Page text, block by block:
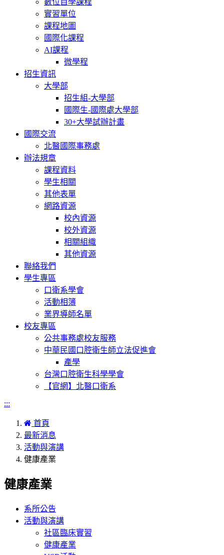
實習單位
課程地圖
國際化課程
AI課程
微學程
招生資訊
大學部
招生組-大學部
國際生-國際處大學部
30+大學試辦計畫
國際交流
北醫國際事務處
辦法規章
課程資料
學生相關
其他表單
網路資源
校內資源
校外資源
相關組織
其他資源
聯絡我們
學生專區
口衛系學會
活動相簿
業界導師名單
校友專區
公共事務處校友服務
中華民國口腔衛生師立法促進會
產學
台灣口腔衛生科學學會
【官網】北醫口衛系
:::
首頁
最新消息
活動與演講
健康產業
健康產業
系所公告
活動與演講
社區臨床實習
健康產業